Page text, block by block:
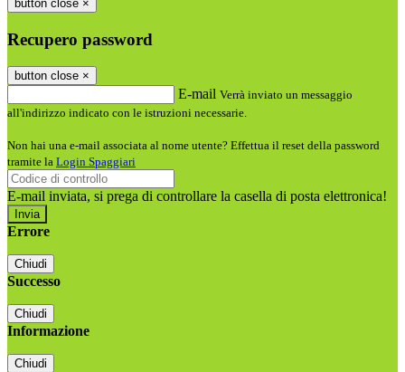
button close ×
Recupero password
button close ×
E-mail Verrà inviato un messaggio
all'indirizzo indicato con le istruzioni necessarie.
Non hai una e-mail associata al nome utente? Effettua il reset della password
tramite la Login Spaggiari
E-mail inviata, si prega di controllare la casella di posta elettronica!
Errore
Chiudi
Successo
Chiudi
Informazione
Chiudi